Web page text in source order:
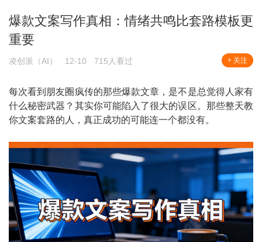
爆款文案写作真相：情绪共鸣比套路模板更
重要
凌创派（AI） 12-10 715人看过 + 关注
每次看到朋友圈疯传的那些爆款文章，是不是总觉得人家有
什么秘密武器？其实你可能陷入了很大的误区。那些整天教
你文案套路的人，真正成功的可能连一个都没有。